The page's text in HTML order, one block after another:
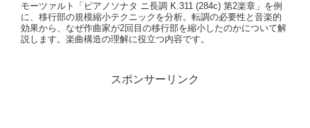
モーツァルト「ピアノソナタ ニ長調 K.311 (284c) 第2楽章」を例
に、移行部の規模縮小テクニックを分析。転調の必要性と音楽的
効果から、なぜ作曲家が2回目の移行部を縮小したのかについて解
説します。楽曲構造の理解に役立つ内容です。
スポンサーリンク